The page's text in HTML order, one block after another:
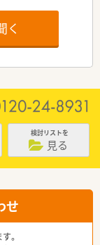
く
検討リストを
見る
せ
。